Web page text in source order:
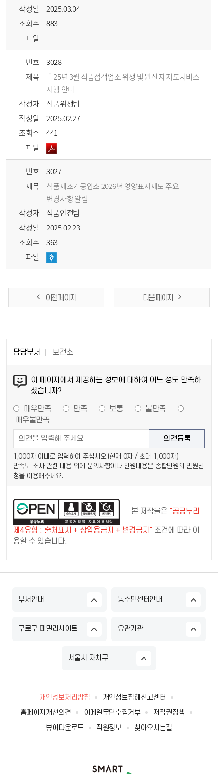
작성일
2025.03.04
조회수
883
파일
번호
3028
제목
＇25년 3월 식품접객업소 위생 및 원산지 지도서비스
시행 안내
작성자
식품위생팀
작성일
2025.02.27
조회수
441
파일
번호
3027
제목
식품제조가공업소 2026년 영양표시제도 주요
변경사항 알림
작성자
식품안전팀
작성일
2025.02.23
조회수
363
파일
이전 페이지 다음 페이지
담당부서 보건소
이 페이지에서 제공하는 정보에 대하여 어느 정도 만족하
셨습니까?
매우만족 만족 보통
불만족
매우불만족
1,000자 이내로 입력하여 주십시오.(현재 0자 / 최대 1,000자)
만족도 조사 관련 내용 외에 문의사항이나 민원내용은 종합민원의 민원신
청을 이용해주세요.
본 저작물은 "공공누리
제4유형 : 출처표시 + 상업용금지 + 변경금지" 조건에 따라 이
용할 수 있습니다.
부서안내 동주민센터안내
구로구 패밀리사이트 유관기관
서울시 자치구
개인정보처리방침
개인정보침해신고센터
홈페이지개선의견
이메일무단수집거부
저작권정책
뷰어다운로드
직원정보 찾아오시는길